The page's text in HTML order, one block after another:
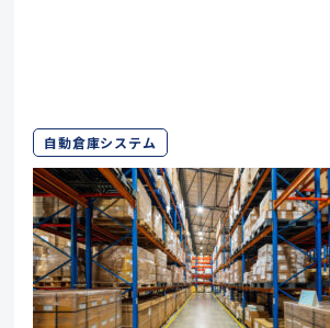
自動倉庫システム